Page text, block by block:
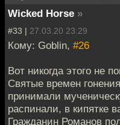
Wicked Horse »
#33 | 27.03.20 23:29
Кому: Goblin, #26
Вот никогда этого не
Святые времен
принимали
распинали, в кипятке
Гражданин Романов